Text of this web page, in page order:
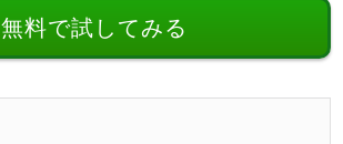
無料で試してみる